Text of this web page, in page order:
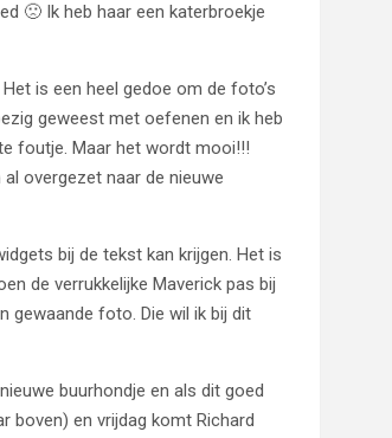
🙁 Ik heb haar een katerbroekje
is een heel gedoe om de foto’s
geweest met oefenen en ik heb
foutje. Maar het wordt mooi!!!
overgezet naar de nieuwe
bij de tekst kan krijgen. Het is
de verrukkelijke Maverick pas bij
gewaande foto. Die wil ik bij dit
buurhondje en als dit goed
boven) en vrijdag komt Richard